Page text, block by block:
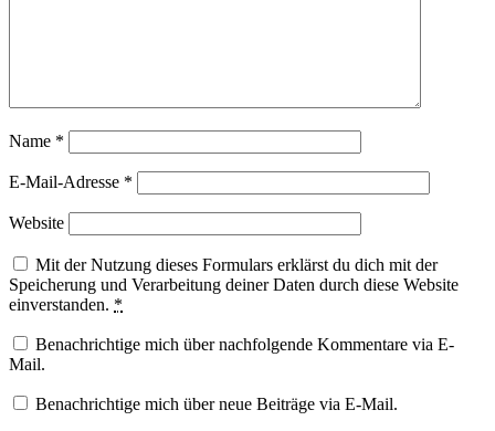
Name *
E-Mail-Adresse *
Website
Mit der Nutzung dieses Formulars erklärst du dich mit der
Speicherung und Verarbeitung deiner Daten durch diese Website
einverstanden. *
Benachrichtige mich über nachfolgende Kommentare via E-
Mail.
Benachrichtige mich über neue Beiträge via E-Mail.